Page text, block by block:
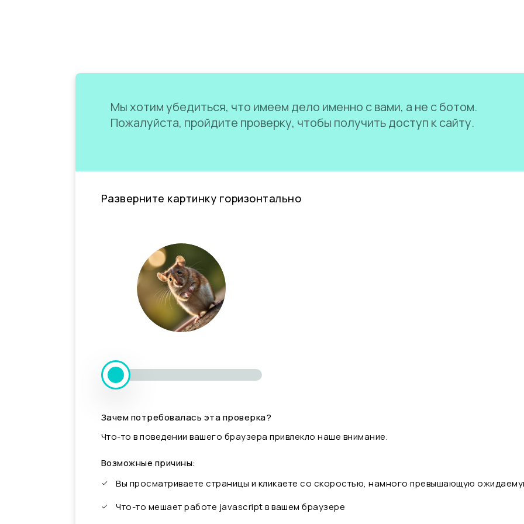
Мы хотим убедиться, что имеем дело именно с вами, а не с ботом.
Пожалуйста, пройдите проверку, чтобы получить доступ к сайту.
Разверните картинку горизонтально
Зачем потребовалась эта проверка?
Что-то в поведении вашего браузера привлекло наше внимание.
Возможные причины:
Вы просматриваете страницы и кликаете со скоростью, намного превышающую
Что-то мешает работе javascript в вашем браузере